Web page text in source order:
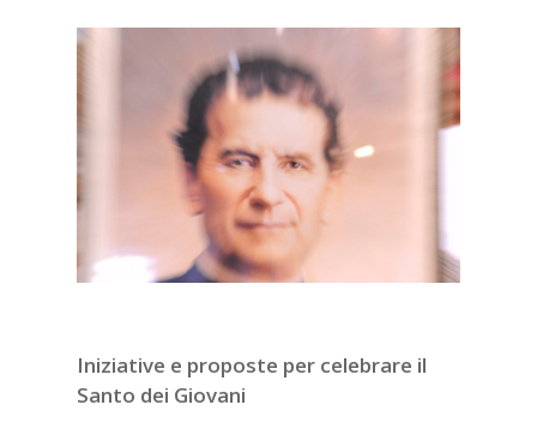
Iniziative e proposte per celebrare il
Santo dei Giovani